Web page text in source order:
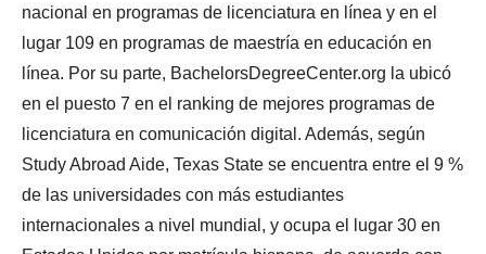
nacional en programas de licenciatura en línea y en el
lugar 109 en programas de maestría en educación en
línea. Por su parte, BachelorsDegreeCenter.org la ubicó
en el puesto 7 en el ranking de mejores programas de
licenciatura en comunicación digital. Además, según
Study Abroad Aide, Texas State se encuentra entre el 9 %
de las universidades con más estudiantes
internacionales a nivel mundial, y ocupa el lugar 30 en